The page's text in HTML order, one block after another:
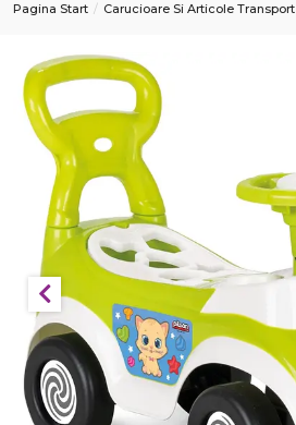
Pagina Start Carucioare Si Articole Transport